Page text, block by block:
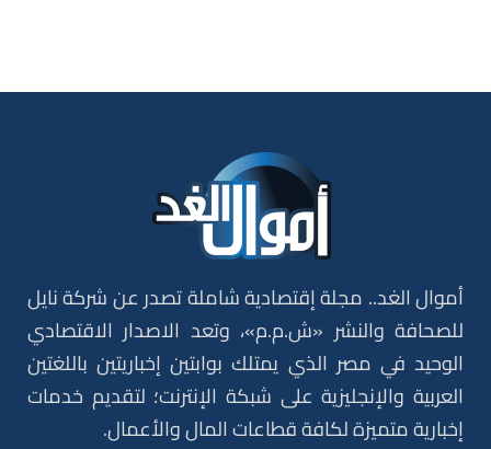
أموال الغد.. مجلة إقتصادية شاملة تصدر عن شركة نايل
للصحافة والنشر «ش.م.م»، وتعد الاصدار الاقتصادي
الوحيد في مصر الذي يمتلك بوابتين إخباريتين باللغتين
العربية والإنجليزية على شبكة الإنترنت؛ لتقديم خدمات
إخبارية متميزة لكافة قطاعات المال والأعمال.